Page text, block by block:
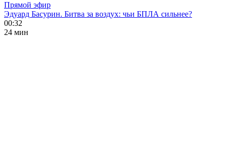
Прямой эфир
Эдуард Басурин. Битва за воздух: чьи БПЛА сильнее?
00:32
24 мин